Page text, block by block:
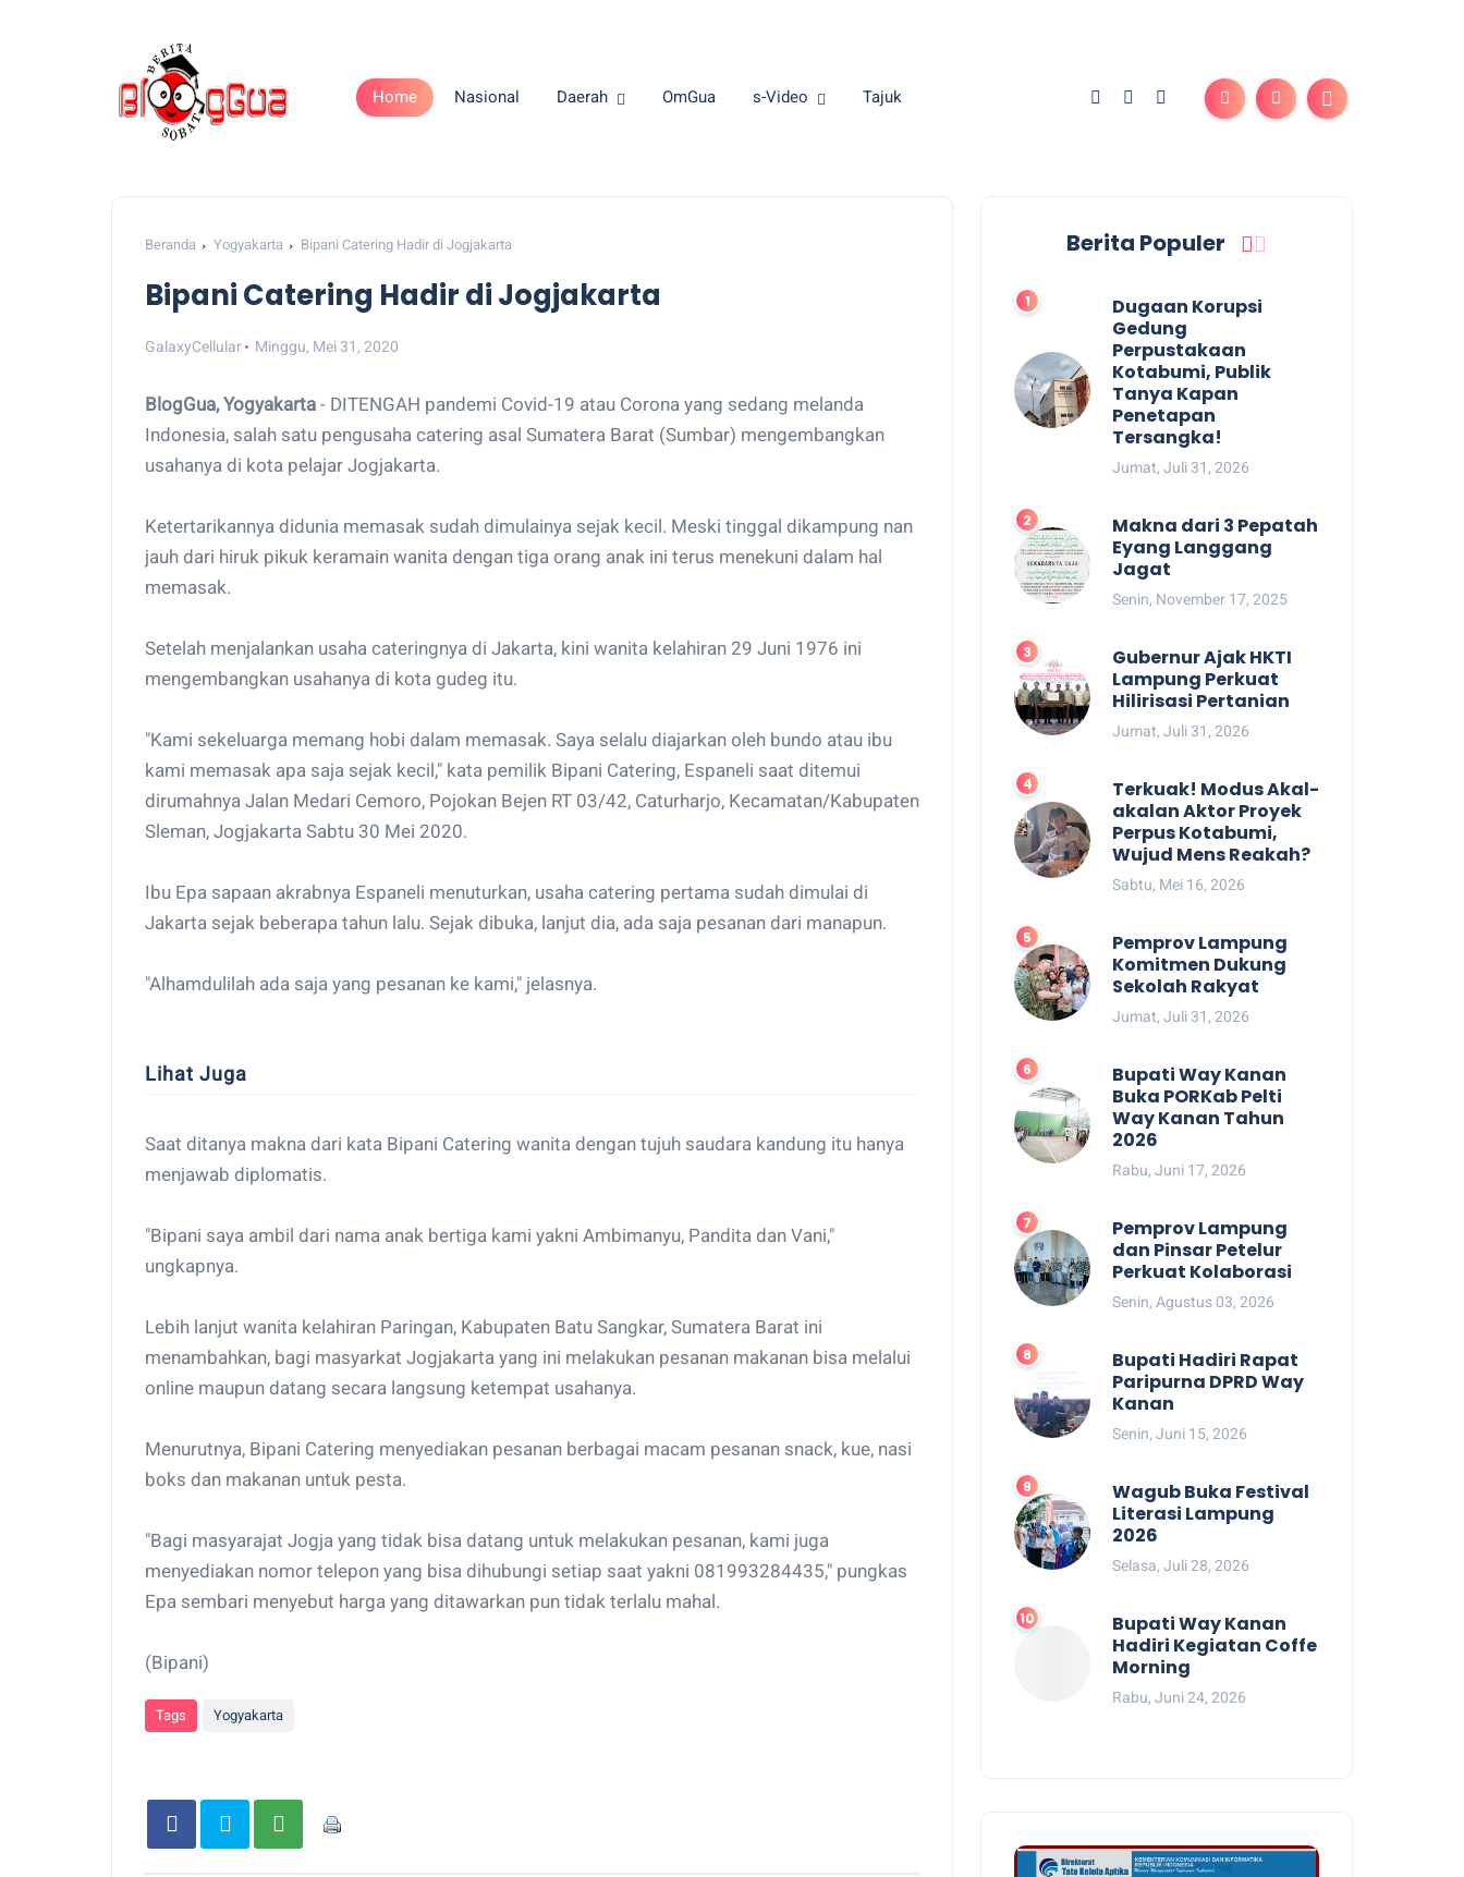
Home Nasional Daerah OmGua s-Video Tajuk
Beranda Yogyakarta Bipani Catering Hadir di Jogjakarta
Bipani Catering Hadir di Jogjakarta
GalaxyCellular Minggu, Mei 31, 2020
BlogGua, Yogyakarta - DITENGAH pandemi Covid-19 atau Corona yang sedang melanda
Indonesia, salah satu pengusaha catering asal Sumatera Barat (Sumbar) mengembangkan
usahanya di kota pelajar Jogjakarta.
Ketertarikannya didunia memasak sudah dimulainya sejak kecil. Meski tinggal dikampung nan
jauh dari hiruk pikuk keramain wanita dengan tiga orang anak ini terus menekuni dalam hal
memasak.
Setelah menjalankan usaha cateringnya di Jakarta, kini wanita kelahiran 29 Juni 1976 ini
mengembangkan usahanya di kota gudeg itu.
"Kami sekeluarga memang hobi dalam memasak. Saya selalu diajarkan oleh bundo atau ibu
kami memasak apa saja sejak kecil," kata pemilik Bipani Catering, Espaneli saat ditemui
dirumahnya Jalan Medari Cemoro, Pojokan Bejen RT 03/42, Caturharjo, Kecamatan/Kabupaten
Sleman, Jogjakarta Sabtu 30 Mei 2020.
Ibu Epa sapaan akrabnya Espaneli menuturkan, usaha catering pertama sudah dimulai di
Jakarta sejak beberapa tahun lalu. Sejak dibuka, lanjut dia, ada saja pesanan dari manapun.
"Alhamdulilah ada saja yang pesanan ke kami," jelasnya.
Lihat Juga
Saat ditanya makna dari kata Bipani Catering wanita dengan tujuh saudara kandung itu hanya
menjawab diplomatis.
"Bipani saya ambil dari nama anak bertiga kami yakni Ambimanyu, Pandita dan Vani,"
ungkapnya.
Lebih lanjut wanita kelahiran Paringan, Kabupaten Batu Sangkar, Sumatera Barat ini
menambahkan, bagi masyarkat Jogjakarta yang ini melakukan pesanan makanan bisa melalui
online maupun datang secara langsung ketempat usahanya.
Menurutnya, Bipani Catering menyediakan pesanan berbagai macam pesanan snack, kue, nasi
boks dan makanan untuk pesta.
"Bagi masyarajat Jogja yang tidak bisa datang untuk melakukan pesanan, kami juga
menyediakan nomor telepon yang bisa dihubungi setiap saat yakni 081993284435," pungkas
Epa sembari menyebut harga yang ditawarkan pun tidak terlalu mahal.
(Bipani)
Tags Yogyakarta
Berita Populer
Dugaan Korupsi
Gedung
Perpustakaan
Kotabumi, Publik
Tanya Kapan
Penetapan
Tersangka!
Jumat, Juli 31, 2026
Makna dari 3 Pepatah
Eyang Langgang
Jagat
Senin, November 17, 2025
Gubernur Ajak HKTI
Lampung Perkuat
Hilirisasi Pertanian
Jumat, Juli 31, 2026
Terkuak! Modus Akal-
akalan Aktor Proyek
Perpus Kotabumi,
Wujud Mens Reakah?
Sabtu, Mei 16, 2026
Pemprov Lampung
Komitmen Dukung
Sekolah Rakyat
Jumat, Juli 31, 2026
Bupati Way Kanan
Buka PORKab Pelti
Way Kanan Tahun
2026
Rabu, Juni 17, 2026
Pemprov Lampung
dan Pinsar Petelur
Perkuat Kolaborasi
Senin, Agustus 03, 2026
Bupati Hadiri Rapat
Paripurna DPRD Way
Kanan
Senin, Juni 15, 2026
Wagub Buka Festival
Literasi Lampung
2026
Selasa, Juli 28, 2026
Bupati Way Kanan
Hadiri Kegiatan Coffe
Morning
Rabu, Juni 24, 2026